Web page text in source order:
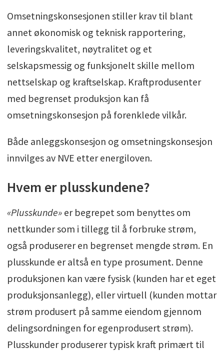
Omsetningskonsesjonen stiller krav til blant
annet økonomisk og teknisk rapportering,
leveringskvalitet, nøytralitet og et
selskapsmessig og funksjonelt skille mellom
nettselskap og kraftselskap. Kraftprodusenter
med begrenset produksjon kan få
omsetningskonsesjon på forenklede vilkår.
Både anleggskonsesjon og omsetningskonsesjon
innvilges av NVE etter energiloven.
Hvem er plusskundene?
«Plusskunde»er begrepet som benyttes om
nettkunder som i tillegg til å forbruke strøm,
også produserer en begrenset mengde strøm. En
plusskunde er altså en type prosument. Denne
produksjonen kan være fysisk (kunden har et eget
produksjonsanlegg), eller virtuell (kunden mottar
strøm produsert på samme eiendom gjennom
delingsordningen for egenprodusert strøm).
Plusskunder produserer typisk kraft primært til